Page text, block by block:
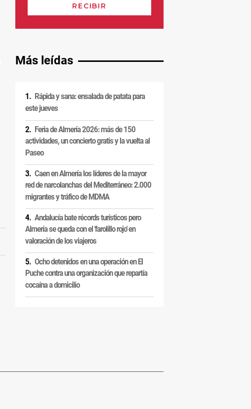
Más leídas
Rápida y sana: ensalada de patata para
este jueves
Feria de Almería 2026: más de 150
actividades, un concierto gratis y la vuelta al
Paseo
Caen en Almería los líderes de la mayor
red de narcolanchas del Mediterráneo: 2.000
migrantes y tráfico de MDMA
Andalucía bate récords turísticos pero
Almería se queda con el 'farolillo rojo' en
valoración de los viajeros
Ocho detenidos en una operación en El
Puche contra una organización que repartía
cocaína a domicilio